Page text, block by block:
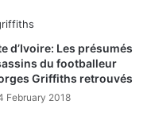
d’Ivoire: Les présumés
du footballeur
Griffiths retrouvés
February 2018